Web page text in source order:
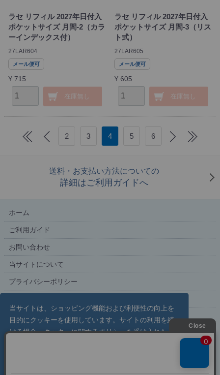
当サイトは、ショッピング機能および利便性の向上を
目的にクッキーを使用しています。サイトの利用を続
ける場合、クッキーに関するポリシーを受け入れたも
ラセ リフィル 2027年日付入
ポケットサイズ 月間-2（カラ
ーインデックス付）
27LAR604
メール便可
¥ 715
在庫無し
ラセ リフィル 2027年日付入
ポケットサイズ 月間-3（リス
ト式）
27LAR605
メール便可
¥ 605
在庫無し
2 3 4 5 6
送料・お支払い方法についての
詳細はご利用ガイドへ
ホーム
ご利用ガイド
お問い合わせ
当サイトについて
プライバシーポリシー